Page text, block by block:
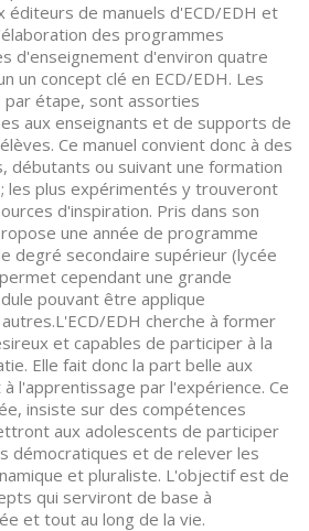
éditeurs de manuels d'ECD/EDH et
des programmes
d'enseignement d'environ quatre
un concept clé en ECD/EDH. Les
étape, sont assorties
aux enseignants et de supports de
Ce manuel convient donc à des
débutants ou suivant une formation
les plus expérimentés y trouveront
d'inspiration. Pris dans son
une année de programme
degré secondaire supérieur (lycée
cependant une grande
pouvant être applique
EDH cherche à former
et capables de participer à la
Elle fait donc la part belle aux
l'apprentissage par l'expérience. Ce
insiste sur des compétences
aux adolescents de participer
démocratiques et de relever les
et pluraliste. L'objectif est de
qui serviront de base à
et tout au long de la vie.